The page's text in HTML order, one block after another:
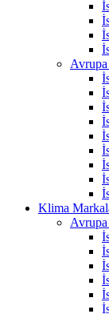
Klima